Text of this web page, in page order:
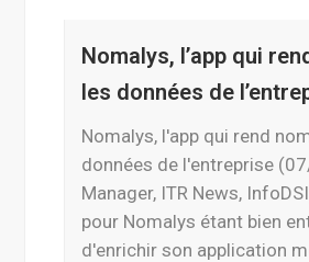
Nomalys, l’app qui
les données de
Nomalys, l'app qui rend
données de l'entreprise
Manager, ITR News,
pour Nomalys étant bien
d'enrichir son application